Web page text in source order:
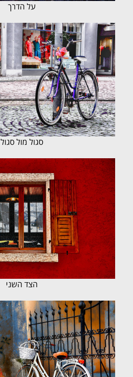
על הדרך
סגול מול סגול
הצד השני